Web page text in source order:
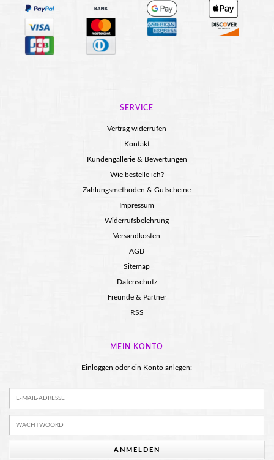
SERVICE
Vertrag widerrufen
Kontakt
Kundengallerie & Bewertungen
Wie bestelle ich?
Zahlungsmethoden & Gutscheine
Impressum
Widerrufsbelehrung
Versandkosten
AGB
Sitemap
Datenschutz
Freunde & Partner
RSS
MEIN KONTO
Einloggen oder ein Konto anlegen:
ANMELDEN